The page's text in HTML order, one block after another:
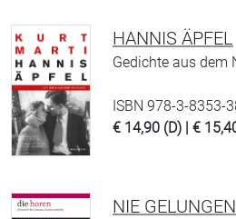
HANNIS ÄPFEL
Gedichte aus dem
ISBN 978-3-8353-
€ 14,90 (D) | €
NIE